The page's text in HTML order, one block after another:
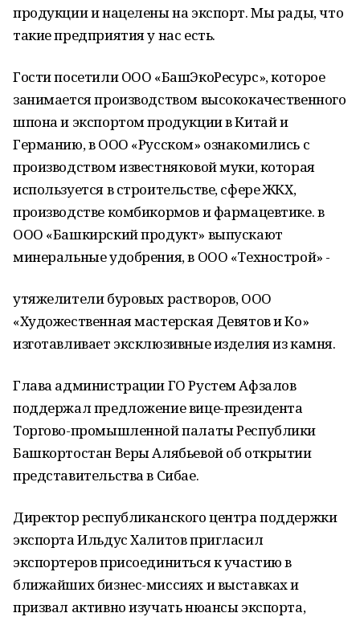
продукции и нацелены на экспорт. Мы рады, что
такие предприятия у нас есть.
Гости посетили ООО «Баш­ЭкоРесурс», которое
занимается производством высококачественного
шпона и экспортом продукции в Китай и
Германию, в ООО «Русском» ознакомились с
производством известняковой муки, которая
используется в строитель­стве, сфере ЖКХ,
производстве комбикормов и фармацевтике. в
ООО «Башкирский продукт» выпускают
минеральные удобрения, в ООО «Технострой» -
утяжелители буровых растворов, ООО
«Художественная мастерская Девятов и Ко»
изготавливает эксклюзивные изделия из камня.
Глава администрации ГО Рустем Афзалов
поддержал предложение вице-президента
Торгово-промышленной палаты Республики
Башкортостан Веры Алябьевой об открытии
представительства в Сибае.
Директор республиканского центра поддержки
экспорта Ильдус Халитов пригласил
экспортеров присоединиться к участию в
ближайших бизнес-миссиях и выставках и
призвал активно изучать нюансы экспорта,